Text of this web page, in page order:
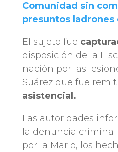
Comunidad sin
presuntos ladrones
El sujeto fue
disposición de la
nación por las
Suárez que fue
asistencial.
Las autoridades
la denuncia
por la Mario, los